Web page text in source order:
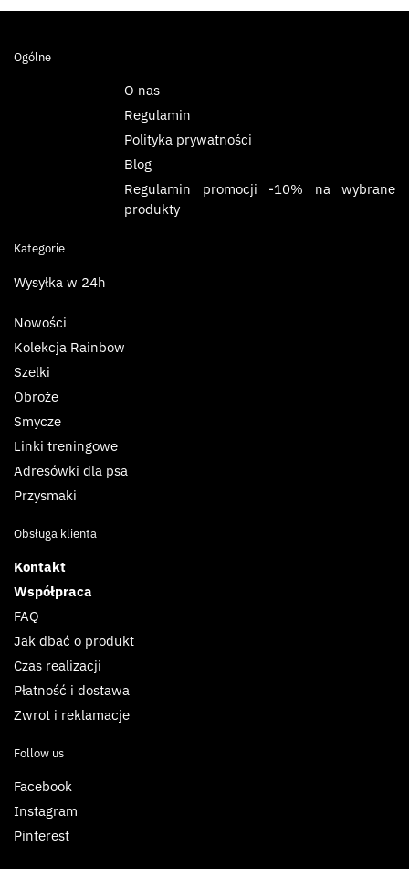
Ogólne
O nas
Regulamin
Polityka prywatności
Blog
Regulamin promocji -10% na wybrane
produkty
Kategorie
Wysyłka w 24h
Nowości
Kolekcja Rainbow
Szelki
Obroże
Smycze
Linki treningowe
Adresówki dla psa
Przysmaki
Obsługa klienta
Kontakt
Współpraca
FAQ
Jak dbać o produkt
Czas realizacji
Płatność i dostawa
Zwrot i reklamacje
Follow us
Facebook
Instagram
Pinterest